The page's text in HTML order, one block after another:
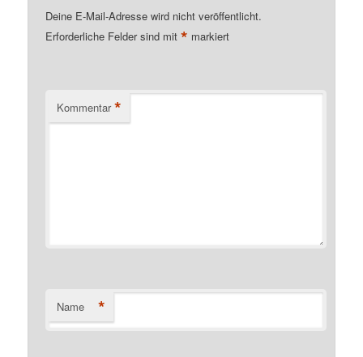
Deine E-Mail-Adresse wird nicht veröffentlicht.
Erforderliche Felder sind mit* markiert
Kommentar *
Name *